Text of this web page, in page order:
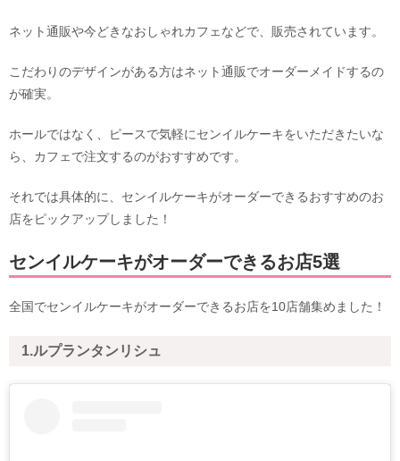
ネット通販や今どきなおしゃれカフェなどで、販売されています。
こだわりのデザインがある方はネット通販でオーダーメイドするの
が確実。
ホールではなく、ピースで気軽にセンイルケーキをいただきたいな
ら、カフェで注文するのがおすすめです。
それでは具体的に、センイルケーキがオーダーできるおすすめのお
店をピックアップしました！
センイルケーキがオーダーできるお店5選
全国でセンイルケーキがオーダーできるお店を10店舗集めました！
1.ルプランタンリシュ